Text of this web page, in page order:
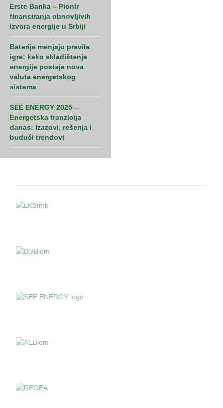
Erste Banka – Pionir
finansiranja obnovljivih
izvora energije u Srbiji
Baterije menjaju pravila
igre: kako skladištenje
energije postaje nova
valuta energetskog
sistema
SEE ENERGY 2025 –
Energetska tranzicija
danas: Izazovi, rešenja i
budući trendovi